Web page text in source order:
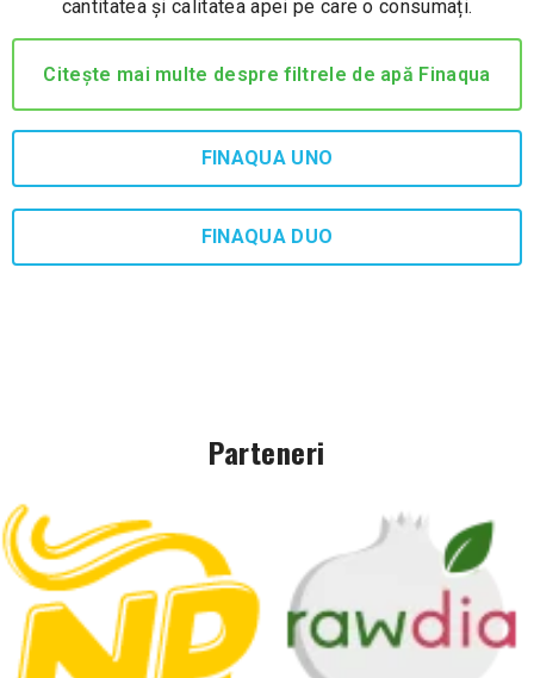
cantitatea și calitatea apei pe care o consumați.
Citește mai multe despre filtrele de apă Finaqua
FINAQUA UNO
FINAQUA DUO
Parteneri